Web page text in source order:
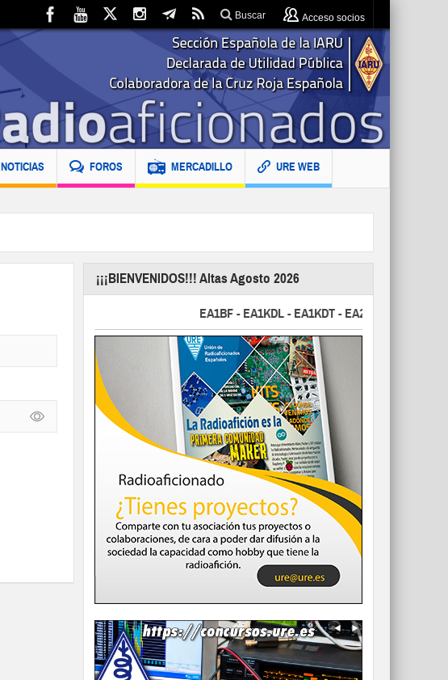
Buscar Acceso socios
NOTICIAS FOROS MERCADILLO URE WEB
¡¡¡BIENVENIDOS!!! Altas Agosto 2026
EA1BF - EA1KDL - EA1KDT - EA2FBJ - EA2FJU -